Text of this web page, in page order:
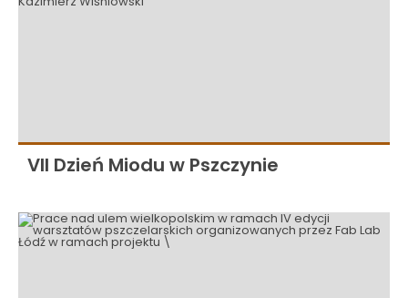
VII Dzień Miodu w Pszczynie